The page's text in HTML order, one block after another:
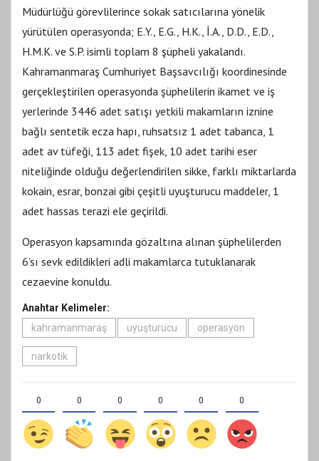
Müdürlüğü görevlilerince sokak satıcılarına yönelik
yürütülen operasyonda; E.Y., E.G., H.K., İ.A., D.D., E.D.,
H.M.K. ve S.P. isimli toplam 8 şüpheli yakalandı.
Kahramanmaraş Cumhuriyet Başsavcılığı koordinesinde
gerçekleştirilen operasyonda şüphelilerin ikamet ve iş
yerlerinde 3446 adet satışı yetkili makamların iznine
bağlı sentetik ecza hapı, ruhsatsız 1 adet tabanca, 1
adet av tüfeği, 113 adet fişek, 10 adet tarihi eser
niteliğinde olduğu değerlendirilen sikke, farklı miktarlarda
kokain, esrar, bonzai gibi çeşitli uyuşturucu maddeler, 1
adet hassas terazi ele geçirildi.
Operasyon kapsamında gözaltına alınan şüphelilerden
6’sı sevk edildikleri adli makamlarca tutuklanarak
cezaevine konuldu.
Anahtar Kelimeler:
kahramanmaraş
uyuşturucu operasyon
narkotik
0 0 0 0 0 0